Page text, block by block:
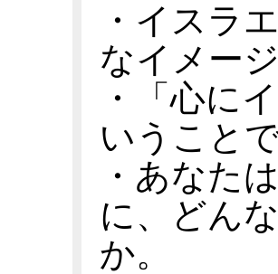
・イスラ
なイメー
・「心に
いうこと
・あなた
に、どん
か。